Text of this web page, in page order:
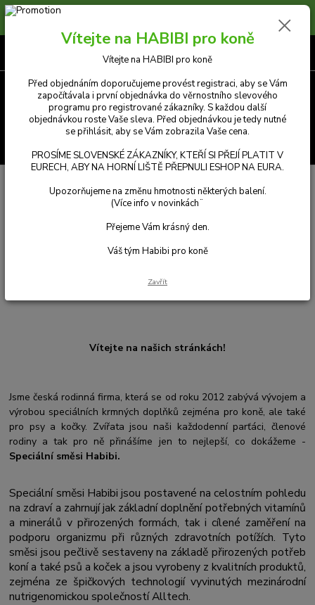
Prosíme zákazníky, kteří si přejí platit v Eurech, aby na horní liště přepnuli
Menu
Vítejte na našich stránkách!
Jsme česká rodinná firma, která se od roku 2012 zabývá vývojem a
výrobou speciálních krmných doplňků zejména pro koně, ale také
pro psy a kočky. Zvířata jsou naši každodenní parťáci, členové
rodiny a tak pro ně přinášíme jen to nejlepší, co dokážeme -
Speciální směsi Habibi.
Speciální směsi Habibi jsou postavené na celostním pohledu
na zdraví a zahrnují jak základní doplnění potřebných vitamínů
a minerálů v přirozených formách, tak i cílené zaměření na
podporu organizmu při různých zdravotních potížích. Tyto
směsi jsou pečlivě sestaveny na základě přirozených potřeb
koní a také psů a koček a jsou vyrobeny z kvalitních produktů,
zejména ze špičkových technologií vyvinutých mezinárodní
nutrigenomickou společností Alltech.
Vítejte na HABIBI pro koně
Vítejte na HABIBI pro koně
Před objednáním doporučujeme provést registraci, aby se Vám
započítávala i první objednávka do věrnostního slevového
programu pro registrované zákazníky. S každou další
objednávkou roste Vaše sleva. Před objednávkou je tedy nutné
se přihlásit, aby se Vám zobrazila Vaše cena.
PROSÍME SLOVENSKÉ ZÁKAZNÍKY, KTEŘÍ SI PŘEJÍ PLATIT V
EURECH, ABY NA HORNÍ LIŠTĚ PŘEPNULI ESHOP NA EURA.
Upozorňujeme na změnu hmotnosti některých balení.
(Více info v novinkách¨
Přejeme Vám krásný den.
Váš tým Habibi pro koně
Zavřít